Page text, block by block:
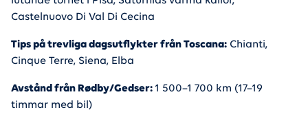
Castelnuovo Di Val Di Cecina
Tips på trevliga dagsutflykter från Toscana: Chianti,
Cinque Terre, Siena, Elba
Avstånd från Rødby/Gedser: 1 500–1 700 km (17–19
timmar med bil)